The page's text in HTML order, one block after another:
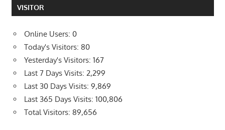
VISITOR
Online Users: 0
Today's Visitors: 80
Yesterday's Visitors: 167
Last 7 Days Visits: 2,299
Last 30 Days Visits: 9,869
Last 365 Days Visits: 100,806
Total Visitors: 89,656